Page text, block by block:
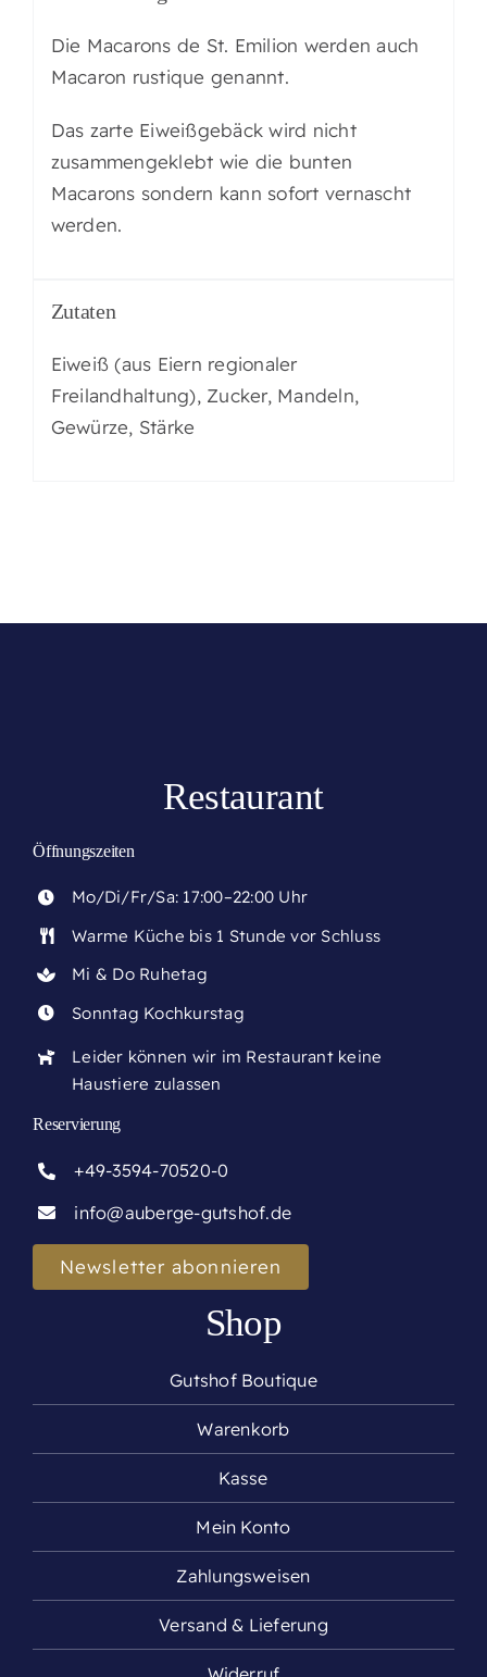
Die Macarons de St. Emilion werden auch
Macaron rustique genannt.
Das zarte Eiweißgebäck wird nicht
zusammengeklebt wie die bunten
Macarons sondern kann sofort vernascht
werden.
Zutaten
Eiweiß (aus Eiern regionaler
Freilandhaltung), Zucker, Mandeln,
Gewürze, Stärke
Restaurant
Öffnungszeiten
Mo/Di/Fr/Sa: 17:00–22:00 Uhr
Warme Küche bis 1 Stunde vor Schluss
Mi & Do Ruhetag
Sonntag Kochkurstag
Leider können wir im Restaurant keine
Haustiere zulassen
Reservierung
+49-3594-70520-0
info@auberge-gutshof.de
Newsletter abonnieren
Shop
Gutshof Boutique
Warenkorb
Kasse
Mein Konto
Zahlungsweisen
Versand & Lieferung